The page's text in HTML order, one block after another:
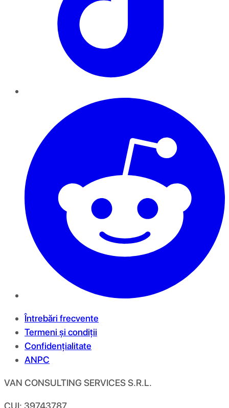
Întrebări frecvente
Termeni și condiții
Confidențialitate
ANPC
VAN CONSULTING SERVICES S.R.L.
CUI: 39743787